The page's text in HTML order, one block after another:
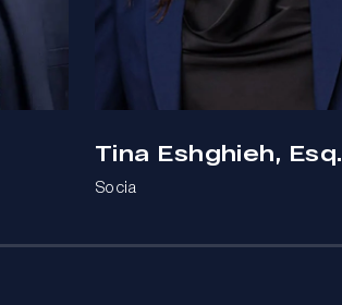
Tina Eshghieh, Esq.
Socia